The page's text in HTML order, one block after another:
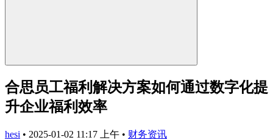
合思员工福利解决方案如何通过数字化提
升企业福利效率
hesi • 2025-01-02 11:17 上午 • 财务资讯